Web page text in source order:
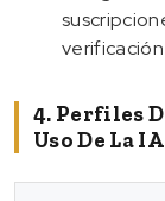
4. Perfiles
Uso De La IA